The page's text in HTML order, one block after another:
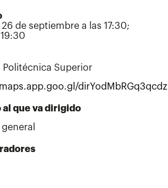
26 de septiembre a las 17:30;
Politécnica Superior
al que va dirigido